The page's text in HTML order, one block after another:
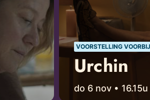
VOORSTELLING VOORBIJ
Urchin
do 6 nov • 16.15u